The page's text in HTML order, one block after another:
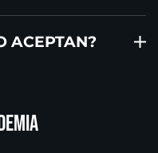
ACEPTAN?